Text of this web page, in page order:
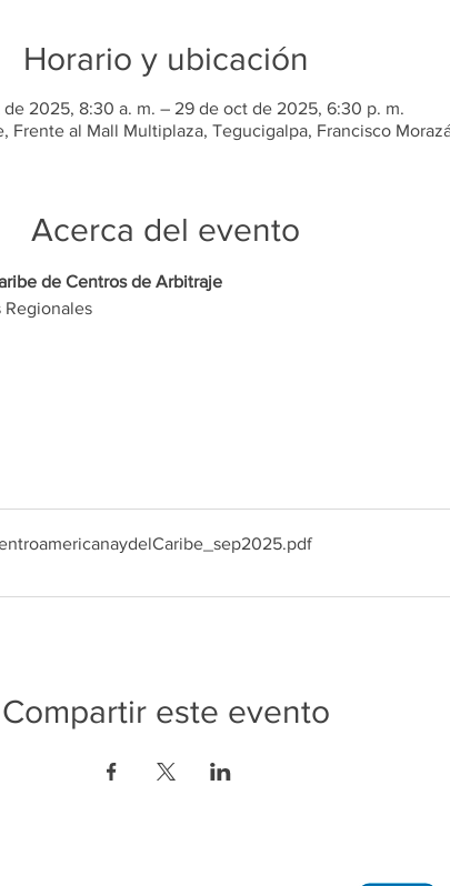
Horario y ubicación
de 2025, 8:30 a. m. – 29 de oct de 2025, 6:30 p. m.
Frente al Mall Multiplaza, Tegucigalpa, Francisco
Acerca del evento
de Centros de Arbitraje
Regionales
.pdf
Compartir este evento